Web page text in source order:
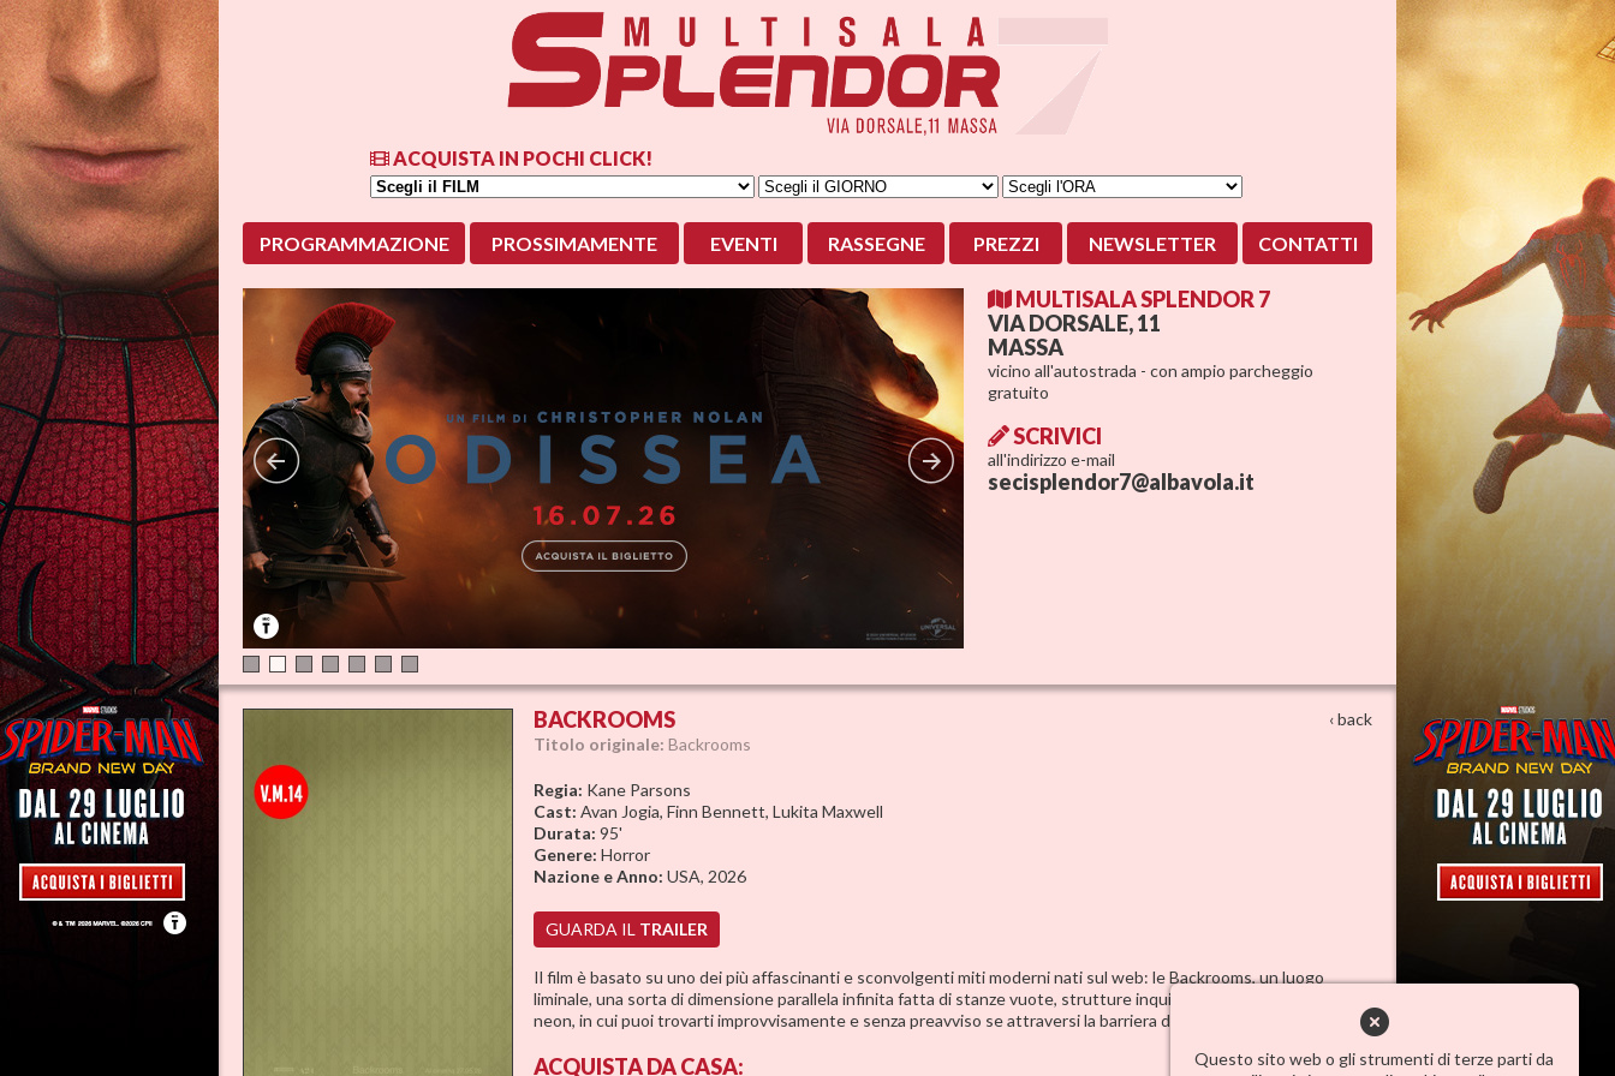
Questo sito web o gli strumenti di terze parti da
ACQUISTA IN POCHI CLICK!
PROGRAMMAZIONE PROSSIMAMENTE EVENTI RASSEGNE PREZZI NEWSLETTER CONTATTI
MULTISALA SPLENDOR 7
VIA DORSALE, 11
MASSA
vicino all'autostrada - con ampio parcheggio
gratuito
SCRIVICI
all'indirizzo e-mail
secisplendor7@albavola.it
‹ back
BACKROOMS
Titolo originale: Backrooms
Regia: Kane Parsons
Cast: Avan Jogia, Finn Bennett, Lukita Maxwell
Durata: 95'
Genere: Horror
Nazione e Anno: USA, 2026
GUARDA IL TRAILER
Il film è basato su uno dei più affascinanti e sconvolgenti miti moderni nati sul web: le Backrooms, un luogo
liminale, una sorta di dimensione parallela infinita fatta di stanze vuote, strutture inquietanti e sfarfallanti luci al
neon, in cui puoi trovarti improvvisamente e senza preavviso se attraversi la barriera della realtà.
ACQUISTADA CASA: